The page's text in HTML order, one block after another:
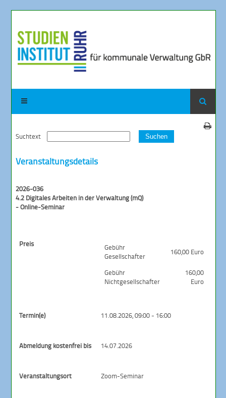
Suchtext Suchen
Veranstaltungsdetails
2026-036
4.2 Digitales Arbeiten in der Verwaltung (mQ)
- Online-Seminar
Preis
Gebühr
Gesellschafter
160,00 Euro
Gebühr
Nichtgesellschafter
160,00
Euro
Termin(e) 11.08.2026, 09:00 - 16:00
Abmeldung kostenfrei bis 14.07.2026
Veranstaltungsort Zoom-Seminar